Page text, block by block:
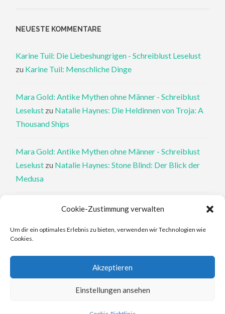
Cookie-Zustimmung verwalten
Um dir ein optimales Erlebnis zu bieten, verwenden wir Technologien wie
Cookies.
Akzeptieren
Einstellungen ansehen
NEUESTE KOMMENTARE
Karine Tuil: Die Liebeshungrigen - Schreiblust Leselust
zu Karine Tuil: Menschliche Dinge
Mara Gold: Antike Mythen ohne Männer - Schreiblust
Leselust zu Natalie Haynes: Die Heldinnen von Troja: A
Thousand Ships
Mara Gold: Antike Mythen ohne Männer - Schreiblust
Leselust zu Natalie Haynes: Stone Blind: Der Blick der
Medusa
Philippa Perry: Die Therapeutin und ihre Mörder: Dr. Pat
Philippa Perry: Das Buch, von dem du dir wünschst, deine
Elena Ferrante: An den Rändern - Schreiblust Leselust
Elena Ferrante: Die Geschichte des verlorenen Kindes